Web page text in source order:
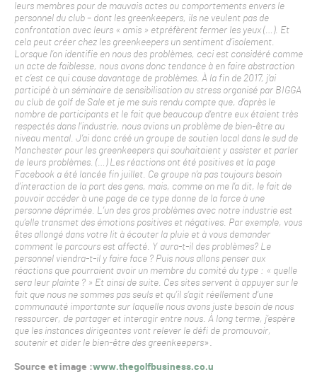
leurs membres pour de mauvais actes ou comportements envers le
personnel du club – dont les greenkeepers, ils ne veulent pas de
confrontation avec leurs « amis » etpréfèrent fermer les yeux (…). Et
cela peut créer chez les greenkeepers un sentiment d’isolement.
Lorsque l’on identifie en nous des problèmes, ceci est considéré comme
un acte de faiblesse, nous avons donc tendance à en faire abstraction
et c’est ce qui cause davantage de problèmes. À la fin de 2017, j’ai
participé à un séminaire de sensibilisation au stress organisé par BIGGA
au club de golf de Sale et je me suis rendu compte que, d’après le
nombre de participants et le fait que beaucoup d’entre eux étaient très
respectés dans l’industrie, nous avions un problème de bien-être au
niveau mental. J’ai donc créé un groupe de soutien local dans le sud de
Manchester pour les greenkeepers qui souhaitaient y assister et parler
de leurs problèmes. (…) Les réactions ont été positives et la page
Facebook a été lancée fin juillet. Ce groupe n’a pas toujours besoin
d’interaction de la part des gens, mais, comme on me l’a dit, le fait de
pouvoir accéder à une page de ce type donne de la force à une
personne déprimée. L’un des gros problèmes avec notre industrie est
qu’elle transmet des émotions positives et négatives. Par exemple, vous
êtes allongé dans votre lit à écouter la pluie et à vous demander
comment le parcours est affecté. Y aura-t-il des problèmes? Le
personnel viendra-t-il y faire face ? Puis nous allons penser aux
réactions que pourraient avoir un membre du comité du type : « quelle
sera leur plainte ? » Et ainsi de suite. Ces sites servent à appuyer sur le
fait que nous ne sommes pas seuls et qu’il s’agit réellement d’une
communauté importante sur laquelle nous avons juste besoin de nous
ressourcer, de partager et interagir entre nous. À long terme, j’espère
que les instances dirigeantes vont relever le défi de promouvoir,
soutenir et aider le bien-être des greenkeepers».
Source et image :www.thegolfbusiness.co.u